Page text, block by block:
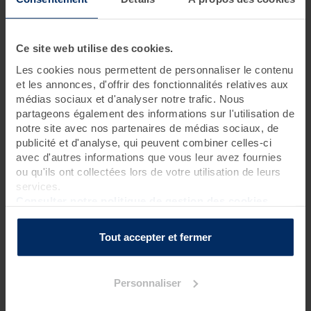
Ce site web utilise des cookies.
Les cookies nous permettent de personnaliser le contenu
et les annonces, d'offrir des fonctionnalités relatives aux
médias sociaux et d'analyser notre trafic. Nous
partageons également des informations sur l'utilisation de
notre site avec nos partenaires de médias sociaux, de
publicité et d'analyse, qui peuvent combiner celles-ci
avec d'autres informations que vous leur avez fournies
ou qu'ils ont collectées lors de votre utilisation de leurs
services.
Tout accepter et fermer
Personnaliser
Il suffit d'une journée pour prendre goût aux bienfaits de la
bien-êtresont de grande qualité grâce aux vertus de la mer.
Et pour une pause bien-être encore plus intense, vous avez
libre accès au Spa Marin pendant toute la journée. Pause
possible tous les jours.
Rendez-vous à 8h40 pour une réservation le matin
Rendez-vous à 13h40 pour une réservation l’après-midi
Pour connaître l’heure de début de votre premier soin, nous
La journée est à vous !
Programme des soins